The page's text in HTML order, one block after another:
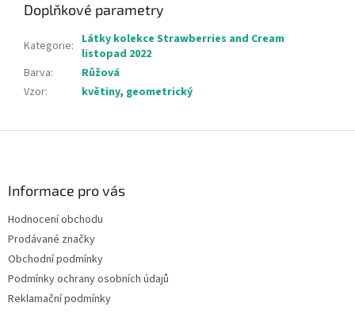
Doplňkové parametry
Kategorie: Látky kolekce Strawberries and Cream
listopad 2022
Barva:
Růžová
Vzor: květiny, geometrický
Informace pro vás
Hodnocení obchodu
Prodávané značky
Obchodní podmínky
Podmínky ochrany osobních údajů
Reklamační podmínky